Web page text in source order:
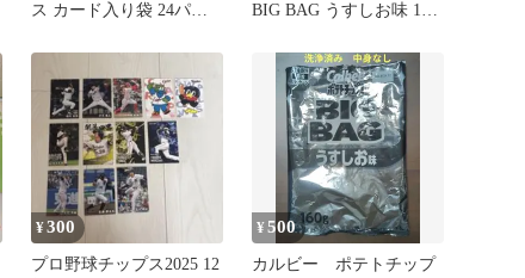
ス カード入り袋 24パッ
BIG BAG うすしお味 1ケ
¥300
プロ野球チップス2025 12
¥500
カルビー ポテトチップ